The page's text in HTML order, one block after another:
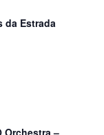
da Estrada
Orchestra –